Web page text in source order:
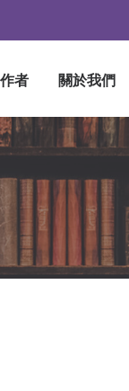
作者 關於我們